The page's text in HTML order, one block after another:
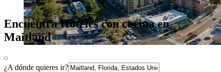
Encuentra Hoteles con cocina en
Maitland
¿A dónde quieres ir?